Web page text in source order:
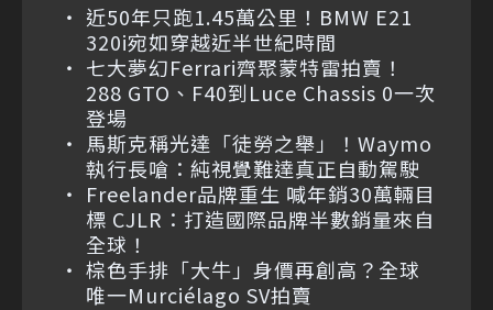
近50年只跑1.45萬公里！BMW E21
320i宛如穿越近半世紀時間
七大夢幻Ferrari齊聚蒙特雷拍賣！
288 GTO、F40到Luce Chassis 0一次
登場
馬斯克稱光達「徒勞之舉」！Waymo
執行長嗆：純視覺難達真正自動駕駛
Freelander品牌重生 喊年銷30萬輛目
標 CJLR：打造國際品牌半數銷量來自
全球！
棕色手排「大牛」身價再創高？全球
唯一Murciélago SV拍賣